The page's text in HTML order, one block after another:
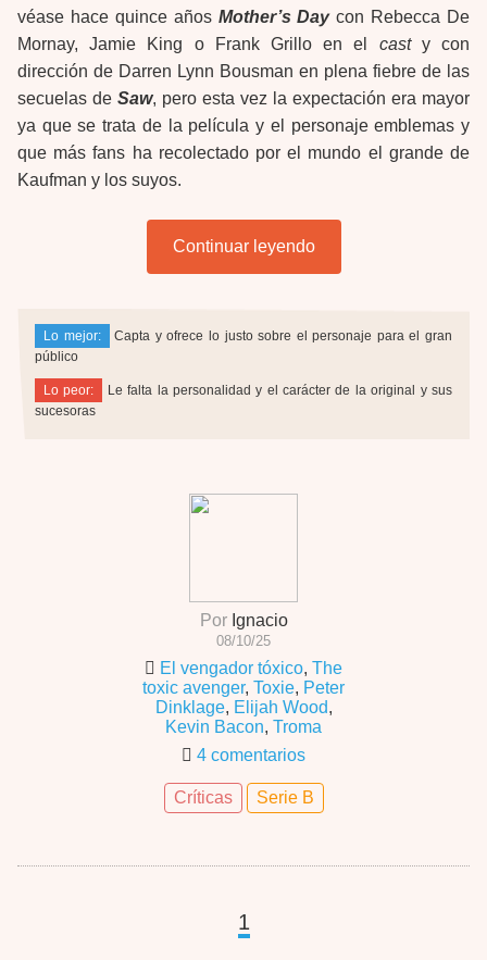
véase hace quince años Mother’s Daycon Rebecca De
Mornay, Jamie King o Frank Grillo en el casty con
dirección de Darren Lynn Bousman en plena fiebre de las
secuelas de Saw, pero esta vez la expectación era mayor
ya que se trata de la película y el personaje emblemas y
que más fans ha recolectado por el mundo el grande de
Kaufman y los suyos.
Continuar leyendo
Lo mejor:
Capta y ofrece lo justo sobre el personaje para el gran
público
Lo peor:
Le falta la personalidad y el carácter de la original y sus
sucesoras
PorIgnacio
08/10/25
El vengador tóxico, The
toxic avenger, Toxie, Peter
Dinklage, Elijah Wood,
Kevin Bacon, Troma
4 comentarios
Críticas Serie B
1